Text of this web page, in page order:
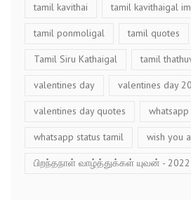
tamil kavithai tamil kavithaigal
tamil ponmoligal tamil quotes
Tamil Siru Kathaigal tamil
valentines day valentines day
valentines day quotes
whatsapp status tamil wish you
பிறந்தநாள் வாழ்த்துக்கள் யுவன் - 2022